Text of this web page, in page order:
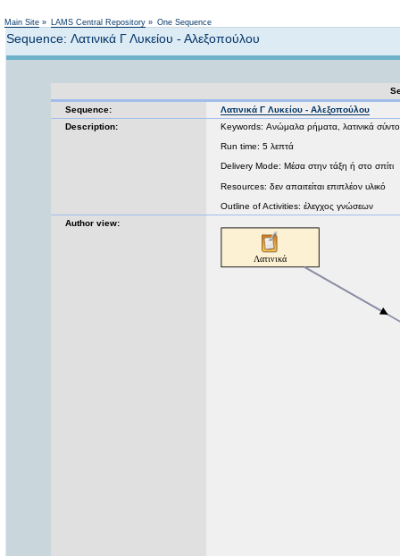
Main Site » LAMS Central Repository » One Sequence
Sequence: Λατινικά Γ Λυκείου - Αλεξοπούλου
Sequence:
Λατινικά Γ Λυκείου - Αλεξοπούλου
Description:
Keywords: Ανώμαλα ρήματα, λατινικά
Run time: 5 λεπτά
Delivery Mode: Μέσα στην τάξη ή στο σπίτι
Resources: δεν απαιτείται επιπλέον υλικό
Outline of Activities: έλεγχος γνώσεων
Author view: